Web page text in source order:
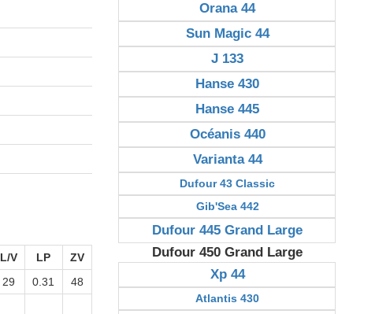
L/V LP
ZV
29 0.31
48
Orana 44
Sun Magic 44
J 133
Hanse 430
Hanse 445
Océanis 440
Varianta 44
Dufour 43 Classic
Gib'Sea 442
Dufour 445 Grand Large
Dufour 450 Grand Large
Xp 44
Atlantis 430